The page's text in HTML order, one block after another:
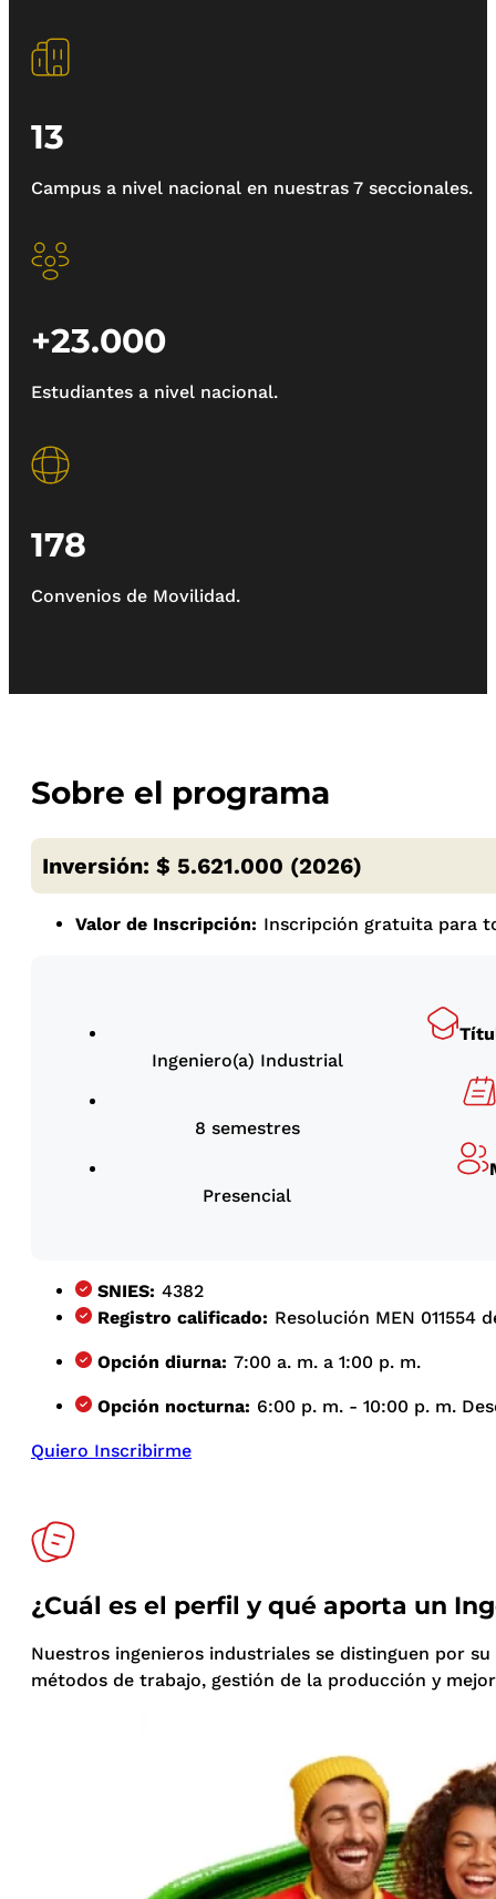
13
Campus a nivel nacional en nuestras 7 seccionales.
+23.000
Estudiantes a nivel nacional.
178
Convenios de Movilidad.
Sobre el programa
Inversión: $ 5.621.000 (2026)
Valor de Inscripción: Inscripción gratuita para
Ingeniero(a) Industrial
8 semestres
Presencial
SNIES: 4382
Registro calificado: Resolución MEN 011554
Opción diurna: 7:00 a. m. a 1:00 p. m.
Opción nocturna: 6:00 p. m. - 10:00 p. m.
Quiero Inscribirme
¿Cuál es el perfil y qué aporta un
Nuestros ingenieros industriales se distinguen por
métodos de trabajo, gestión de la producción y